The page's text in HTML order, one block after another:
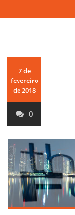
7 de
fevereiro
de 2018
0